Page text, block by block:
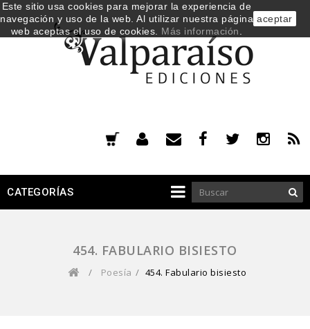
CATEGORÍAS
454. FABULARIO BISIESTO
/ Poesía / 454. Fabulario bisiesto
Este sitio usa cookies para mejorar la experiencia de
navegación y uso de la web. Al utilizar nuestra página
web aceptas el uso de cookies. Más información
aceptar